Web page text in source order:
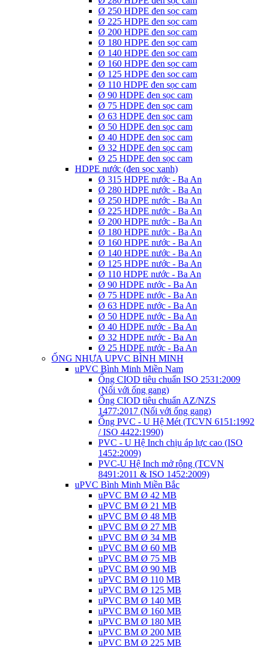
Ø 250 HDPE đen sọc cam
Ø 225 HDPE đen sọc cam
Ø 200 HDPE đen sọc cam
Ø 180 HDPE đen sọc cam
Ø 140 HDPE đen sọc cam
Ø 160 HDPE đen sọc cam
Ø 125 HDPE đen sọc cam
Ø 110 HDPE đen sọc cam
Ø 90 HDPE đen sọc cam
Ø 75 HDPE đen sọc cam
Ø 63 HDPE đen sọc cam
Ø 50 HDPE đen sọc cam
Ø 40 HDPE đen sọc cam
Ø 32 HDPE đen sọc cam
Ø 25 HDPE đen sọc cam
HDPE nước (đen sọc xanh)
Ø 315 HDPE nước - Ba An
Ø 280 HDPE nước - Ba An
Ø 250 HDPE nước - Ba An
Ø 225 HDPE nước - Ba An
Ø 200 HDPE nước - Ba An
Ø 180 HDPE nước - Ba An
Ø 160 HDPE nước - Ba An
Ø 140 HDPE nước - Ba An
Ø 125 HDPE nước - Ba An
Ø 110 HDPE nước - Ba An
Ø 90 HDPE nước - Ba An
Ø 75 HDPE nước - Ba An
Ø 63 HDPE nước - Ba An
Ø 50 HDPE nước - Ba An
Ø 40 HDPE nước - Ba An
Ø 32 HDPE nước - Ba An
Ø 25 HDPE nước - Ba An
ỐNG NHỰA UPVC BÌNH MINH
uPVC Bình Minh Miền Nam
Ống CIOD tiêu chuẩn ISO 2531:2009
(Nối với ống gang)
Ống CIOD tiêu chuẩn AZ/NZS
1477:2017 (Nối với ống gang)
Ống PVC - U Hệ Mét (TCVN 6151:1992
/ ISO 4422:1990)
PVC - U Hệ Inch chịu áp lực cao (ISO
1452:2009)
PVC-U Hệ Inch mở rộng (TCVN
8491:2011 & ISO 1452:2009)
uPVC Bình Minh Miền Bắc
uPVC BM Ø 42 MB
uPVC BM Ø 21 MB
uPVC BM Ø 48 MB
uPVC BM Ø 27 MB
uPVC BM Ø 34 MB
uPVC BM Ø 60 MB
uPVC BM Ø 75 MB
uPVC BM Ø 90 MB
uPVC BM Ø 110 MB
uPVC BM Ø 125 MB
uPVC BM Ø 140 MB
uPVC BM Ø 160 MB
uPVC BM Ø 180 MB
uPVC BM Ø 200 MB
uPVC BM Ø 225 MB